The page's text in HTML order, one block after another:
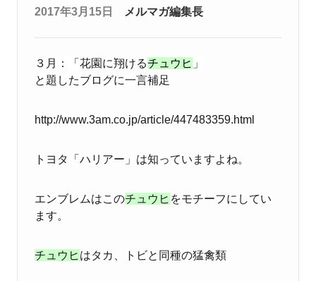
2017年3月15日 メルマガ編集長
３月：「花園に翔けるチュウヒ 」
と題したブログに一言補足
http://www.3am.co.jp/article/447483359.html
トヨタ 「ハリアー」は知っていますよね。
エンブレムはこのチュウヒ をモチーフにしてい
ます。
チュウヒ はタカ、トビと同種の猛禽類